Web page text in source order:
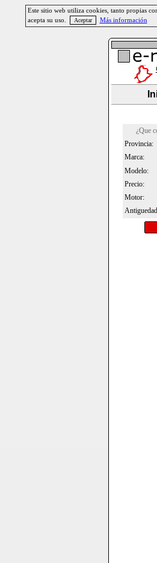
Este sitio web utiliza cookies, tanto propias
acepta su uso.
Más información
¿Que
Provincia:
Marca:
Modelo:
Precio:
Motor: